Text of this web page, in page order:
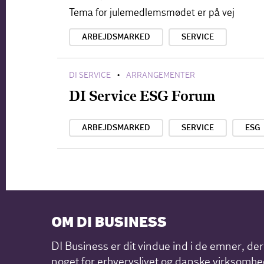
Tema for julemedlemsmødet er på vej
ARBEJDSMARKED SERVICE
DI SERVICE • ARRANGEMENTER
DI Service ESG Forum
ARBEJDSMARKED SERVICE ESG
OM DI BUSINESS
DI Business er dit vindue ind i de emner,